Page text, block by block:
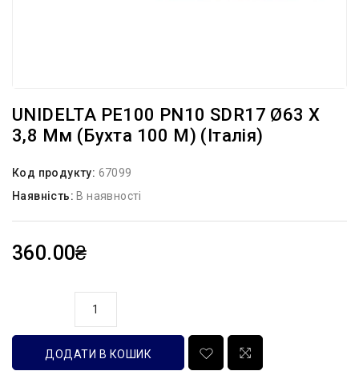
UNIDELTA PE100 PN10 SDR17 Ø63 Х
3,8 Мм (бухта 100 М) (Італія)
Код продукту: 67099
Наявність: В наявності
360.00₴
ДОДАТИ В КОШИК